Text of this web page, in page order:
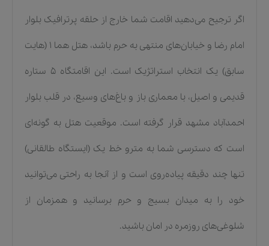
اگر ترجیح می‌دهید اقامت شما خارج از حلقه پرترافیک بلوار
امام رضا و خیابان‌های منتهی به حرم باشد، هتل هما ۱ (هایت
سابق) یک انتخاب استراتژیک است. این اقامتگاه ۵ ستاره
قدیمی و اصیل، با معماری باز و باغ‌های وسیع، در قلب بلوار
احمدآباد مشهد قرار گرفته است. موقعیت هتل به گونه‌ای
است که دسترسی شما به مترو خط یک (ایستگاه طالقانی)
تنها چند دقیقه پیاده‌روی است و از آنجا به راحتی می‌توانید
خود را به میدان بسیج و حرم برسانید و همزمان از
شلوغی‌های روزمره در امان باشید.